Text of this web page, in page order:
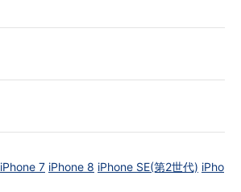
iPhone 7 iPhone 8 iPhone SE(第2世代) iPho